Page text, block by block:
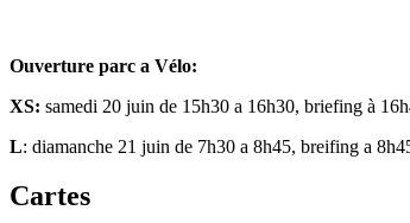
Ouverture parc a Vélo:
XS: samedi 20 juin de 15h30 a 16h30, briefing à
L: diamanche 21 juin de 7h30 a 8h45, breifing a
Cartes